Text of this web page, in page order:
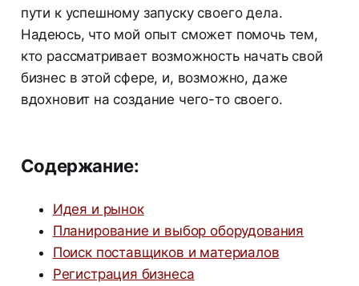
пути к успешному запуску своего дела.
Надеюсь, что мой опыт сможет помочь тем,
кто рассматривает возможность начать свой
бизнес в этой сфере, и, возможно, даже
вдохновит на создание чего-то своего.
Содержание:
Идея и рынок
Планирование и выбор оборудования
Поиск поставщиков и материалов
Регистрация бизнеса